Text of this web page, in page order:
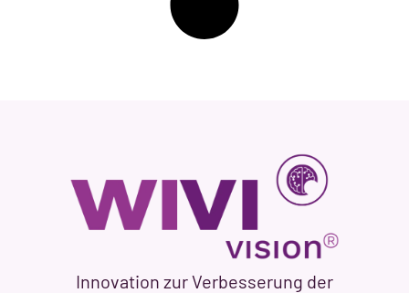
Innovation zur Verbesserung der